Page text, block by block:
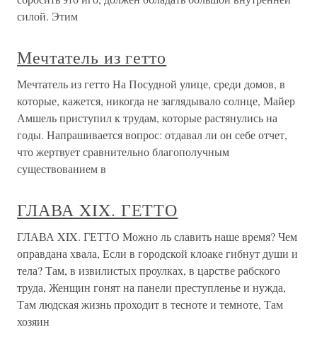
силой. Этим
Мечтатель из гетто
Мечтатель из гетто На Посудной улице, среди домов, в
которые, кажется, никогда не заглядывало солнце, Майер
Амшель приступил к трудам, которые растянулись на
годы. Напрашивается вопрос: отдавал ли он себе отчет,
что жертвует сравнительно благополучным
существованием в
ГЛАВА XIX. ГЕТТО
ГЛАВА XIX. ГЕТТО Можно ль славить наше время? Чем
оправдана хвала, Если в городской клоаке гибнут души и
тела? Там, в извилистых проулках, в царстве рабского
труда, Женщин гонят на панели преступленье и нужда,
Там людская жизнь проходит в тесноте и темноте, Там
хозяин